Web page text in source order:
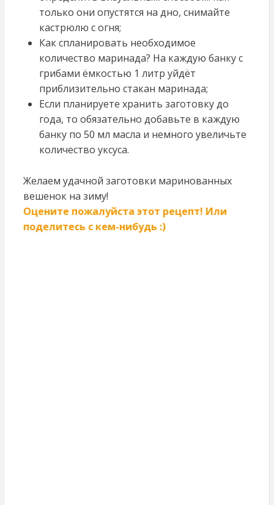
только они опустятся на дно, снимайте
кастрюлю с огня;
Как спланировать необходимое
количество маринада? На каждую банку с
грибами ёмкостью 1 литр уйдёт
приблизительно стакан маринада;
Если планируете хранить заготовку до
года, то обязательно добавьте в каждую
банку по 50 мл масла и немного увеличьте
количество уксуса.
Желаем удачной заготовки маринованных
вешенок на зиму!
Оцените пожалуйста этот рецепт! Или
поделитесь с кем-нибудь :)